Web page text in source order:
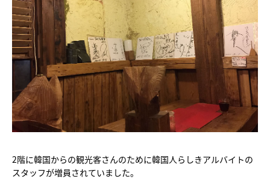
2階に韓国からの観光客さんのために韓国人らしきアルバイトの
スタッフが増員されていました。